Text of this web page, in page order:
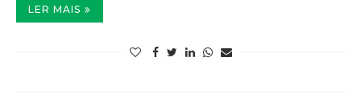
LER MAIS